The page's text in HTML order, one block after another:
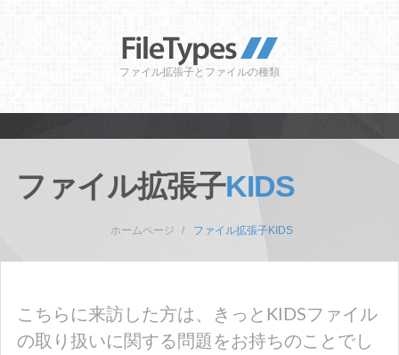
ファイル拡張子とファイルの種類
ファイル拡張子KIDS
ホームページ ファイル拡張子KIDS
こちらに来訪した方は、きっとKIDSファイル
の取り扱いに関する問題をお持ちのことでし